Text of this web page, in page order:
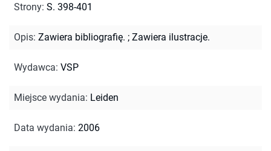
Strony: S. 398-401
Opis: Zawiera bibliografię. ; Zawiera ilustracje.
Wydawca: VSP
Miejsce wydania: Leiden
Data wydania: 2006